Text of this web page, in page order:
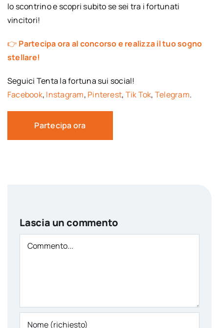
lo scontrino e scopri subito se sei tra i fortunati
vincitori!
👉 Partecipa ora al concorso e realizza il tuo sogno
stellare!
Seguici Tenta la fortuna sui social!
Facebook, Instagram, Pinterest, Tik Tok, Telegram.
Partecipa ora
Lascia un commento
Comment